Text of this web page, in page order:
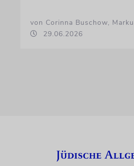
von Corinna Buschow,
29.06.2026